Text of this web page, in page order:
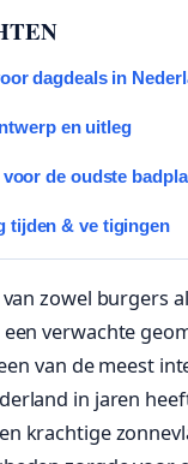
dagdeals in
en uitleg
de oudste
tijden & ve tigingen
zowel burgers
verwachte
van de meest
in jaren
krachtige